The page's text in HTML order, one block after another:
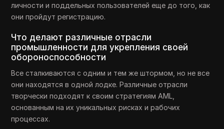
личности и поддельных пользователей еще до того, как
они пройдут регистрацию.
Что делают различные отрасли
промышленности для укрепления своей
обороноспособности
Все сталкиваются с одним и тем же штормом, но не все
они находятся в одной лодке. Различные отрасли
творчески подходят к своим стратегиям AML,
основанным на их уникальных рисках и рабочих
процессах.